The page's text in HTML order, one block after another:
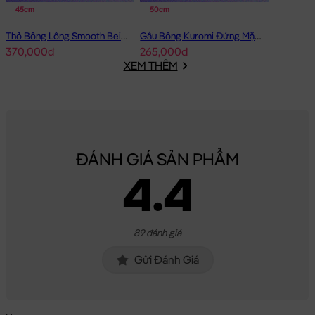
45cm
Thỏ Bông Lông Smooth Beige Rabbit
370,000đ
50cm
Gấu Bông Kuromi Đứng Mặc Yếm Tím
265,000đ
XEM THÊM
ĐÁNH GIÁ SẢN PHẨM
4.4
89 đánh giá
Gửi Đánh Giá